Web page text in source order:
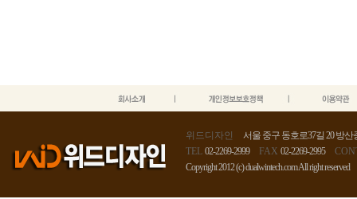
위드디자인
서울 중구 동호로37길 20 방산
TEL 02-2269-2999 FAX 02-2269-2995
Copyright 2012 (c) dualwintech.com All right reserved